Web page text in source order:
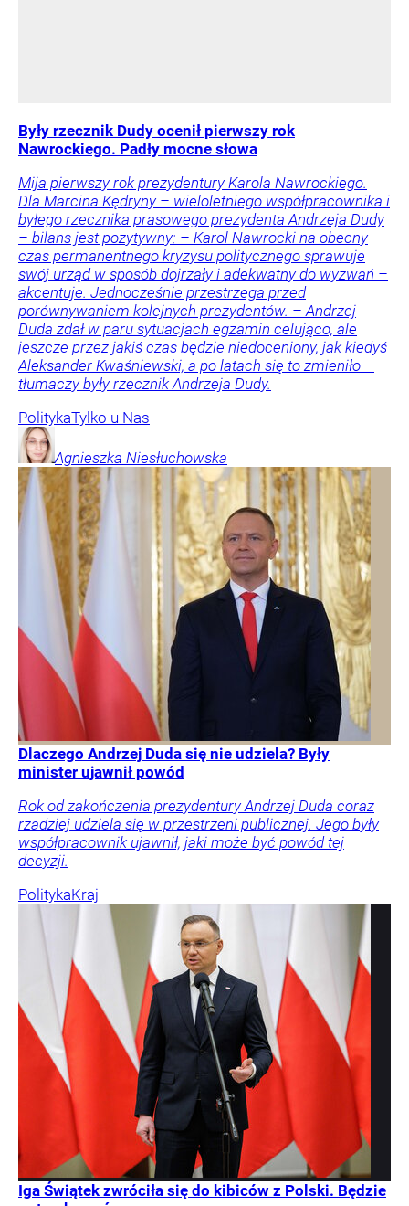
Były rzecznik Dudy ocenił pierwszy rok
Nawrockiego. Padły mocne słowa
Mija pierwszy rok prezydentury Karola Nawrockiego.
Dla Marcina Kędryny – wieloletniego współpracownika i
byłego rzecznika prasowego prezydenta Andrzeja Dudy
– bilans jest pozytywny: – Karol Nawrocki na obecny
czas permanentnego kryzysu politycznego sprawuje
swój urząd w sposób dojrzały i adekwatny do wyzwań –
akcentuje. Jednocześnie przestrzega przed
porównywaniem kolejnych prezydentów. – Andrzej
Duda zdał w paru sytuacjach egzamin celująco, ale
jeszcze przez jakiś czas będzie niedoceniony, jak kiedyś
Aleksander Kwaśniewski, a po latach się to zmieniło –
tłumaczy były rzecznik Andrzeja Dudy.
PolitykaTylko u Nas
Agnieszka Niesłuchowska
Dlaczego Andrzej Duda się nie udziela? Były
minister ujawnił powód
Rok od zakończenia prezydentury Andrzej Duda coraz
rzadziej udziela się w przestrzeni publicznej. Jego były
współpracownik ujawnił, jaki może być powód tej
decyzji.
PolitykaKraj
Iga Świątek zwróciła się do kibiców z Polski. Będzie